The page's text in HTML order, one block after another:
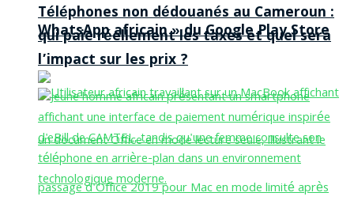
WhatsApp africain » du Google Play Store
Téléphones non dédouanés au Cameroun :
qui paie réellement les taxes et quel sera
l’impact sur les prix ?